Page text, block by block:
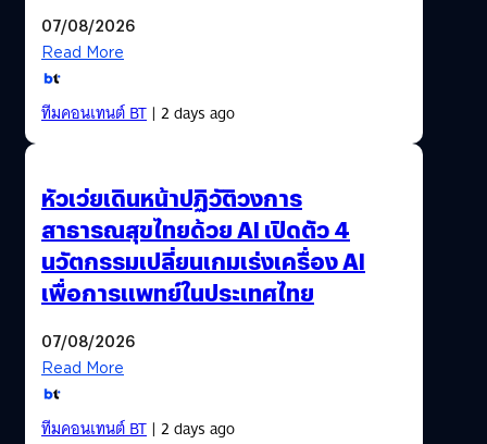
07/08/2026
Read More
ทีมคอนเทนต์ BT| 2 days ago
หัวเว่ยเดินหน้าปฏิวัติวงการ
สาธารณสุขไทยด้วย AI เปิดตัว 4
นวัตกรรมเปลี่ยนเกมเร่งเครื่อง AI
เพื่อการแพทย์ในประเทศไทย
07/08/2026
Read More
ทีมคอนเทนต์ BT| 2 days ago